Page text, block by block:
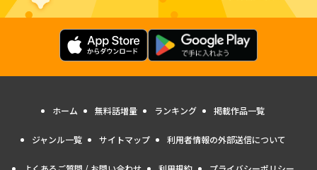
ホーム 無料話増量 ランキング 掲載作品一覧
ジャンル一覧 サイトマップ 利用者情報の外部送信について